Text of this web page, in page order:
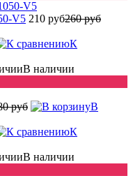
V5 210 руб260 руб
К
В наличии
руб
В
К
В наличии